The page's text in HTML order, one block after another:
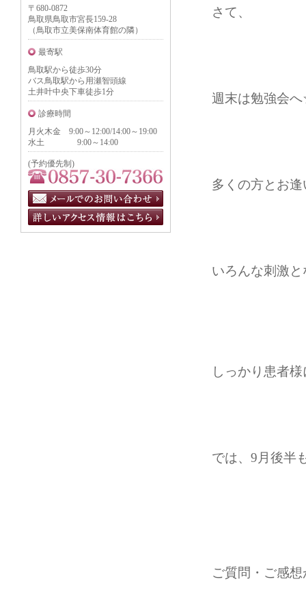
さて、
週末は勉強会
多くの方とお
いろんな刺激
しっかり患者
では、9月後半
ご質問・ご感
〒680-0872
鳥取県鳥取市宮長159-28
（鳥取市立美保南体育館の隣）
最寄駅
鳥取駅から徒歩30分
バス鳥取駅から用瀬智頭線
土井叶中央下車徒歩1分
診療時間
月火木金 9:00～12:00/14:00～19:00
水土 9:00～14:00
(予約優先制)